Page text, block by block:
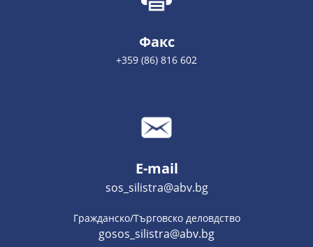
Факс
+359 (86) 816 602
E-mail
sos_silistra@abv.bg
Гражданско/Търговско деловдство
gosos_silistra@abv.bg